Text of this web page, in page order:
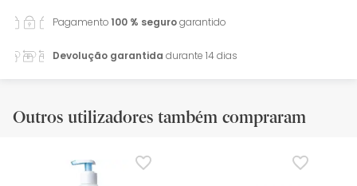
Pagamento100 % segurogarantido
Devolução garantida durante 14 dias
Outros utilizadores também compraram